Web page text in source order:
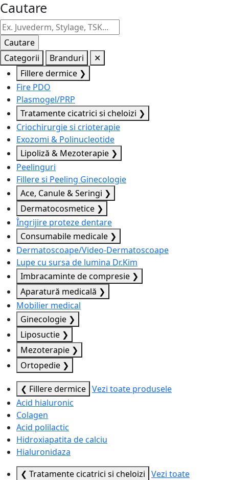
Cautare
Categorii Branduri
✕
Fillere dermice ❯
Fire PDO
Plasmogel/PRP
Tratamente cicatrici si cheloizi ❯
Criochirurgie si crioterapie
Exozomi & Polinucleotide
Lipoliză & Mezoterapie ❯
Peelinguri
Fillere si Peeling Ginecologie
Ace, Canule & Seringi ❯
Dermatocosmetice ❯
Îngrijire proteze dentare
Consumabile medicale ❯
Dermatoscoape/Video-Dermatoscoape
Lupe cu sursa de lumina Dr.Kim
Imbracaminte de compresie ❯
Aparatură medicală ❯
Mobilier medical
Ginecologie ❯
Liposuctie ❯
Mezoterapie ❯
Ortopedie ❯
❮ Fillere dermice Vezi toate produsele
Acid hialuronic
Colagen
Acid polilactic
Hidroxiapatita de calciu
Hialuronidaza
❮ Tratamente cicatrici si cheloizi Vezi toate